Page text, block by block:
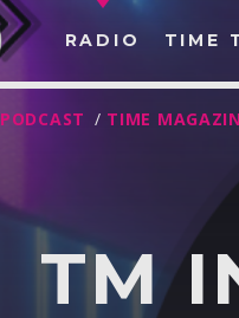
RADIO TIME
PODCAST / TIME
TM